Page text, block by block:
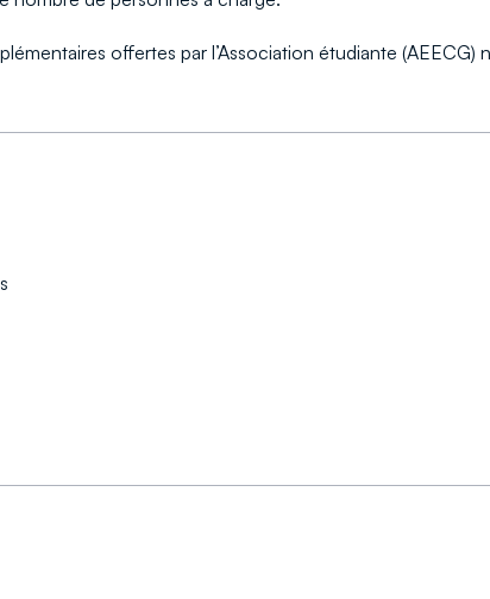
offertes par l’Association étudiante (AEECG)